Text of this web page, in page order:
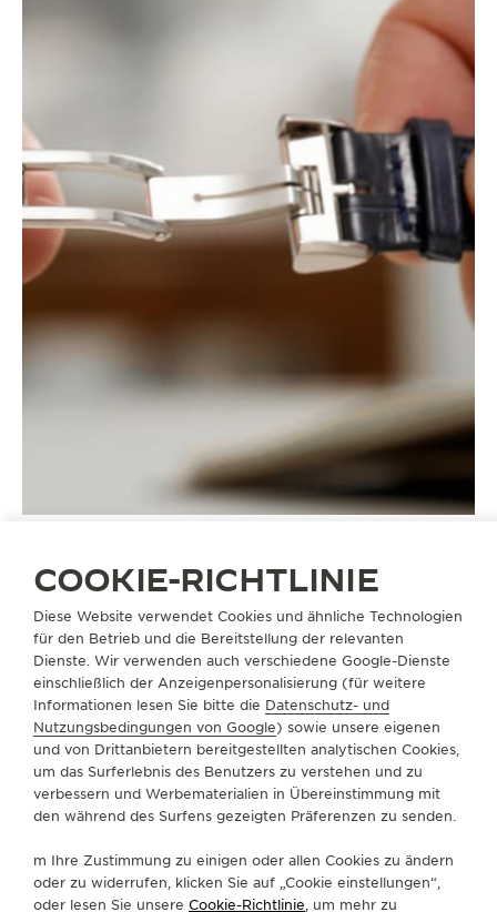
ARMBÄNDERQC13426Z
FOLGEN SIE UNS
ÜBER UNS
SERVICELEISTUNGEN
COOKIE-RICHTLINIE
Diese Website verwendet Cookies und ähnliche Technologien
für den Betrieb und die Bereitstellung der relevanten
Dienste. Wir verwenden auch verschiedene Google-Dienste
einschließlich der Anzeigenpersonalisierung (für weitere
Informationen lesen Sie bitte die Datenschutz- und
Nutzungsbedingungen von Google) sowie unsere eigenen
und von Drittanbietern bereitgestellten analytischen Cookies,
um das Surferlebnis des Benutzers zu verstehen und zu
verbessern und Werbematerialien in Übereinstimmung mit
den während des Surfens gezeigten Präferenzen zu senden.
m Ihre Zustimmung zu einigen oder allen Cookies zu ändern
oder zu widerrufen, klicken Sie auf „Cookie einstellungen“,
oder lesen Sie unsere Cookie-Richtlinie, um mehr zu